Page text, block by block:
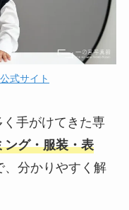
式サイト
手がけてきた専
ング・服装・表
、分かりやすく解